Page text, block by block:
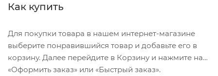
Максимальная частота ритма сердца
Счетчик калорий
Время тренировки в пульсовой зоне и за её
пределами
Как купить
Для покупки товара в нашем интернет-магазине
выберите понравившийся товар и добавьте его в
корзину. Далее перейдите в Корзину и нажмите на
«Оформить заказ» или «Быстрый заказ».